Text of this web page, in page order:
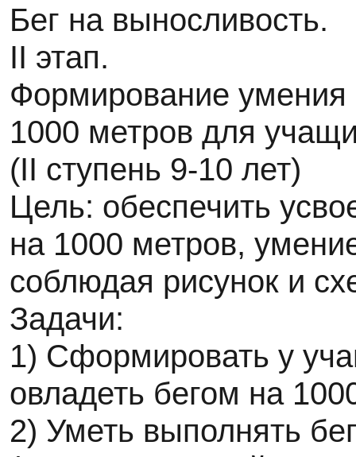
Бег на выносливость.
II этап.
Формирование умения
1000 метров для
(II ступень 9-10 лет)
Цель: обеспечить
на 1000 метров,
соблюдая рисунок и
Задачи:
1) Сформировать у
овладеть бегом на
2) Уметь выполнять